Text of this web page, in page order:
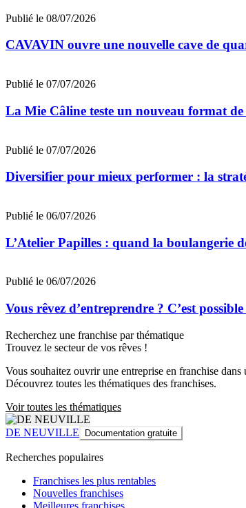
Publié le 08/07/2026
CAVAVIN ouvre une nouvelle cave de
Publié le 07/07/2026
La Mie Câline teste un nouveau format
Publié le 07/07/2026
Diversifier pour mieux performer : la
Publié le 06/07/2026
L’Atelier Papilles : quand la boulangerie
Publié le 06/07/2026
Vous rêvez d’entreprendre ? C’est
Recherchez une franchise par thématique
Trouvez le secteur de vos rêves !
Vous souhaitez ouvrir une entreprise en franchise
Découvrez toutes les thématiques des franchises.
Voir toutes les thématiques
DE NEUVILLE Documentation gratuite
Recherches populaires
Franchises les plus rentables
Nouvelles franchises
Meilleures franchises